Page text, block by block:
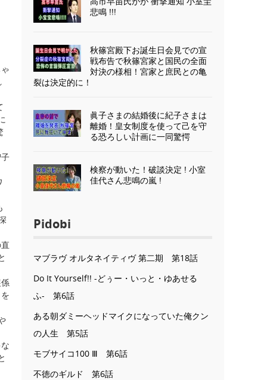
悲鳴 !!!
秋篠宮殿下お誕生日会見での宣
戦布告で秋篠宮家と国民の全面
対決の様相！宮家と庶民との亀
裂は決定的に！
眞子さまの結婚後に紀子さまは
離婚！皇女制度を使って己を守
る恐ろしい計画に一同驚愕
検察が動いた！破談決定 ! 小室
佳代さん悲鳴の嵐 !
Pidobi
マブラヴ オルタネイティヴ 第二期 第18話
Do It Yourself!! -どぅー・いっと・ゆあせる
ふ- 第6話
ある朝ダミーヘッドマイクになっていた俺クン
の人生 第5話
モブサイコ100 Ⅲ 第6話
不徳のギルド 第6話